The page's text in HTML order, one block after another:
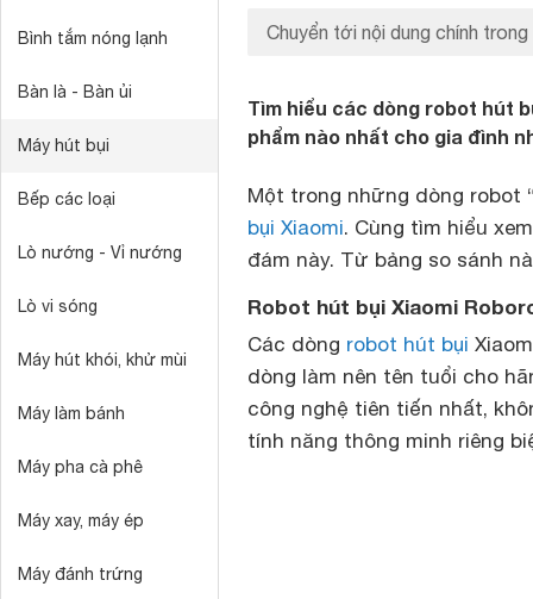
Bình tắm nóng lạnh
Bàn là - Bàn ủi
Máy hút bụi
Bếp các loại
Lò nướng - Vỉ nướng
Lò vi sóng
Máy hút khói, khử mùi
Máy làm bánh
Máy pha cà phê
Máy xay, máy ép
Máy đánh trứng
Chuyển tới nội dung chính trong
Tìm hiểu các dòng robot hút
phẩm nào nhất cho gia đình
Một trong những dòng robot
bụi Xiaomi. Cùng tìm hiểu
đám này. Từ bảng so sánh
Robot hút bụi Xiaomi
Các dòng robot hút bụi
dòng làm nên tên tuổi cho
công nghệ tiên tiến nhất,
tính năng thông minh riêng